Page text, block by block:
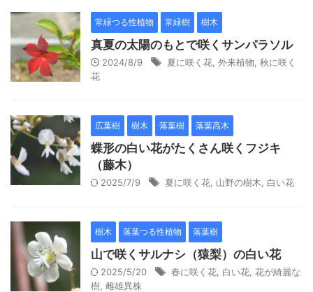
常緑つる性植物 常緑樹 樹木
真夏の太陽のもとで咲くサンパラソル
2024/8/9 夏に咲く花 外来植物 秋に咲く
花
広葉樹 樹木 落葉樹 落葉高木
蝶形の白い花がたくさん咲くフジキ
（藤木）
2025/7/9 夏に咲く花 山野の樹木 白い花
樹木 落葉つる性植物 落葉樹
山で咲くサルナシ（猿梨）の白い花
2025/5/20 春に咲く花 白い花 花が綺麗な
樹 雌雄異株